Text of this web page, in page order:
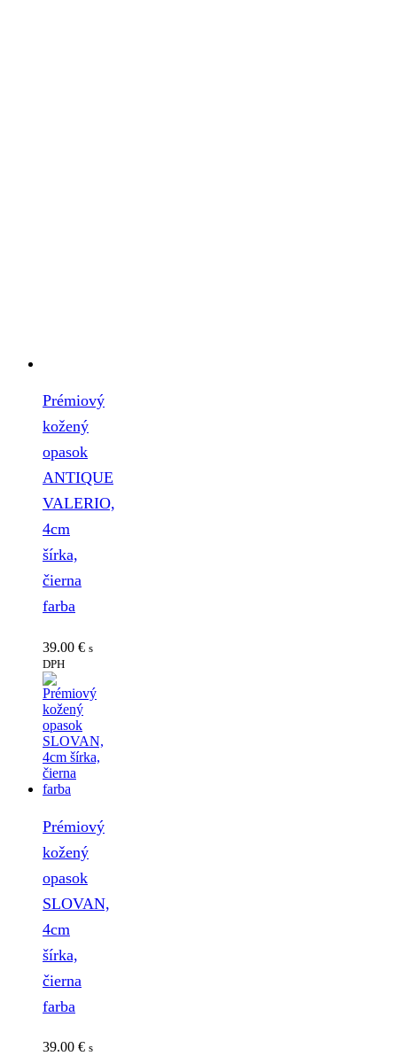
Prémiový
kožený
opasok
ANTIQUE
VALERIO,
4cm
šírka,
čierna
farba
39.00 € s
DPH
Prémiový
kožený
opasok
SLOVAN,
4cm
šírka,
čierna
farba
39.00 € s